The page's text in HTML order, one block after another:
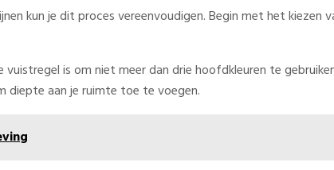
kun je dit proces vereenvoudigen. Begin met het kiezen
is om niet meer dan drie hoofdkleuren te
diepte aan je ruimte toe te voegen.